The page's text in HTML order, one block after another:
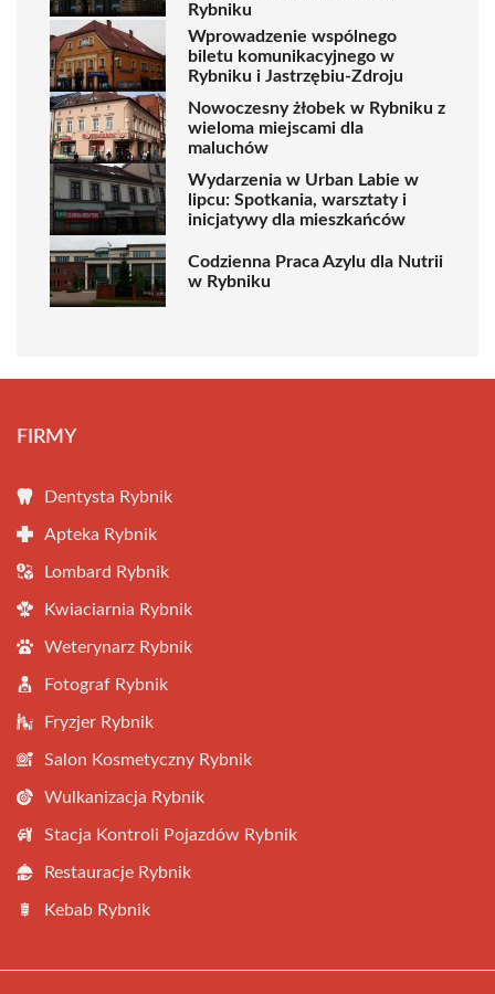
Rybniku
Wprowadzenie wspólnego
biletu komunikacyjnego w
Rybniku i Jastrzębiu-Zdroju
Nowoczesny żłobek w Rybniku z
wieloma miejscami dla
maluchów
Wydarzenia w Urban Labie w
lipcu: Spotkania, warsztaty i
inicjatywy dla mieszkańców
Codzienna Praca Azylu dla Nutrii
w Rybniku
FIRMY
Dentysta Rybnik
Apteka Rybnik
Lombard Rybnik
Kwiaciarnia Rybnik
Weterynarz Rybnik
Fotograf Rybnik
Fryzjer Rybnik
Salon Kosmetyczny Rybnik
Wulkanizacja Rybnik
Stacja Kontroli Pojazdów Rybnik
Restauracje Rybnik
Kebab Rybnik